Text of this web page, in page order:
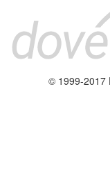
© 1999-2017